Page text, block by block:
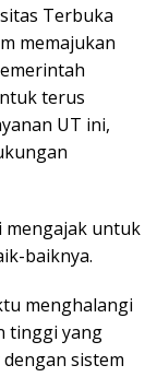
Terbuka
memajukan
terus
UT ini,
mengajak untuk
baiknya.
menghalangi
tinggi yang
sistem